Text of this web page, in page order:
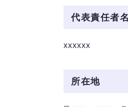
代表責任者名
xxxxxx
所在地